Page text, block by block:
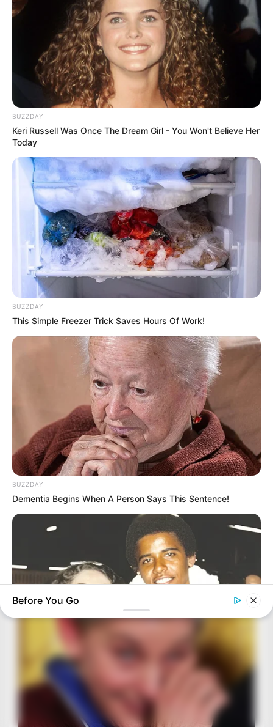
BUZZDAY
Keri Russell Was Once The Dream Girl - You Won't Believe Her
Today
BUZZDAY
This Simple Freezer Trick Saves Hours Of Work!
BUZZDAY
Dementia Begins When A Person Says This Sentence!
The Truth About Barack Obama's Parents Is Spilling Out
Before You Go